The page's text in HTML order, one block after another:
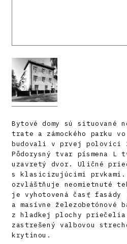
Bytové domy sú situované
trate a zámockého parku
budovali v prvej polovici
Pôdorysný tvar písmena L
uzavretý dvor. Uličné
s klasicizujúcimi prvkami.
ozvláštňuje neomietnuté
je vyhotovená časť fasády
a masívne železobetónové
z hladkej plochy
zastrešený valbovou
krytinou.